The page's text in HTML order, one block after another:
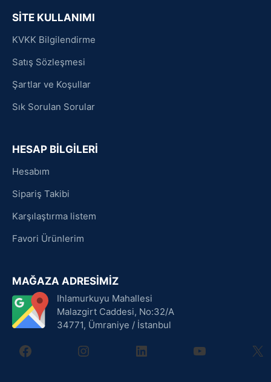
SİTE KULLANIMI
KVKK Bilgilendirme
Satış Sözleşmesi
Şartlar ve Koşullar
Sık Sorulan Sorular
HESAP BİLGİLERİ
Hesabım
Sipariş Takibi
Karşılaştırma listem
Favori Ürünlerim
MAĞAZA ADRESİMİZ
Ihlamurkuyu Mahallesi
Malazgirt Caddesi, No:32/A
34771, Ümraniye / İstanbul
facebookinstagramlinkedin youtube X